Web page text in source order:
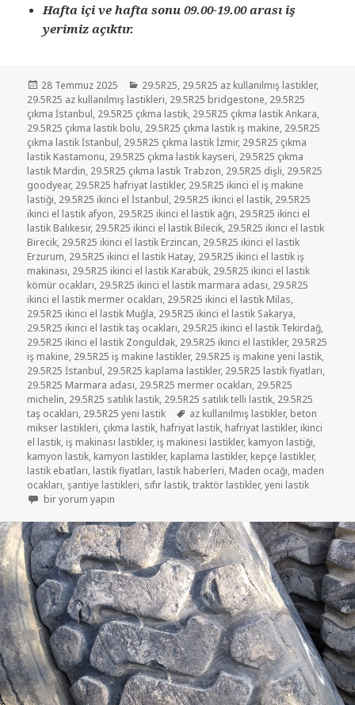
Hafta içi ve hafta sonu 09.00-19.00 arası iş
yerimiz açıktır.
Yayın
tarihi
28 Temmuz 2025 Kategoriler
29.5R25, 29.5R25 az kullanılmış lastikler,
29.5R25 az kullanılmış lastikleri, 29.5R25 bridgestone, 29.5R25
çıkma İstanbul, 29.5R25 çıkma lastik, 29.5R25 çıkma lastik Ankara,
29.5R25 çıkma lastik bolu, 29.5R25 çıkma lastik iş makine, 29.5R25
çıkma lastik İstanbul, 29.5R25 çıkma lastik İzmir, 29.5R25 çıkma
lastik Kastamonu, 29.5R25 çıkma lastik kayseri, 29.5R25 çıkma
lastik Mardin, 29.5R25 çıkma lastik Trabzon, 29.5R25 dişli, 29.5R25
goodyear, 29.5R25 hafriyat lastikler, 29.5R25 ikinci el iş makine
lastiği, 29.5R25 ikinci el İstanbul, 29.5R25 ikinci el lastik, 29.5R25
ikinci el lastik afyon, 29.5R25 ikinci el lastik ağrı, 29.5R25 ikinci el
lastik Balıkesir, 29.5R25 ikinci el lastik Bilecik, 29.5R25 ikinci el lastik
Birecik, 29.5R25 ikinci el lastik Erzincan, 29.5R25 ikinci el lastik
Erzurum, 29.5R25 ikinci el lastik Hatay, 29.5R25 ikinci el lastik iş
makinası, 29.5R25 ikinci el lastik Karabük, 29.5R25 ikinci el lastik
kömür ocakları, 29.5R25 ikinci el lastik marmara adası, 29.5R25
ikinci el lastik mermer ocakları, 29.5R25 ikinci el lastik Milas,
29.5R25 ikinci el lastik Muğla, 29.5R25 ikinci el lastik Sakarya,
29.5R25 ikinci el lastik taş ocakları, 29.5R25 ikinci el lastik Tekirdağ,
29.5R25 ikinci el lastik Zonguldak, 29.5R25 ikinci el lastikler, 29.5R25
iş makine, 29.5R25 iş makine lastikler, 29.5R25 iş makine yeni lastik,
29.5R25 İstanbul, 29.5R25 kaplama lastikler, 29.5R25 lastik fiyatları,
29.5R25 Marmara adası, 29.5R25 mermer ocakları, 29.5R25
michelin, 29.5R25 satılık lastik, 29.5R25 satılık telli lastik, 29.5R25
taş ocakları, 29.5R25 yeni lastik Etiketler
az kullanılmış lastikler, beton
mikser lastikleri, çıkma lastik, hafriyat lastik, hafriyat lastikler, ikinci
el lastik, iş makinası lastikler, iş makinesi lastikler, kamyon lastiği,
kamyon lastik, kamyon lastikler, kaplama lastikler, kepçe lastikler,
lastik ebatları, lastik fiyatları, lastik haberleri, Maden ocağı, maden
ocakları,şantiye lastikleri, sıfır lastik,traktör lastikler,yeni lastik
29.5R25 İŞ MAKİNASI LASTİKLER için
bir yorum yapın